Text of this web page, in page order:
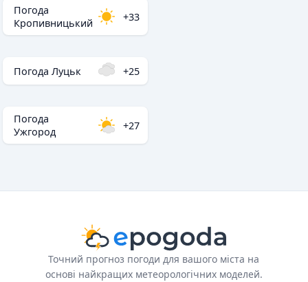
Погода
Кропивницький
+33
Погода Луцьк +25
Погода
Ужгород
+27
Точний прогноз погоди для вашого міста на
основі найкращих метеорологічних моделей.